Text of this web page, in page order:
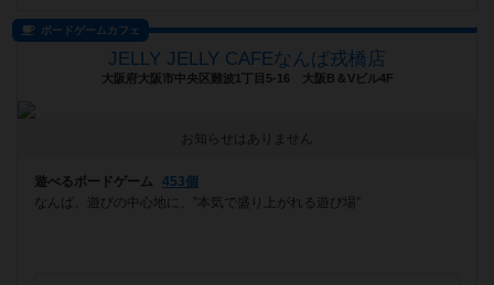
ボードゲームカフェ
JELLY JELLY CAFEなんば戎橋店
大阪府大阪市中央区難波1丁目5-16 大阪B＆Vビル4F
お知らせはありません
遊べるボードゲーム
453個
なんば。遊びの中心地に、”本気で盛り上がれる遊び場”